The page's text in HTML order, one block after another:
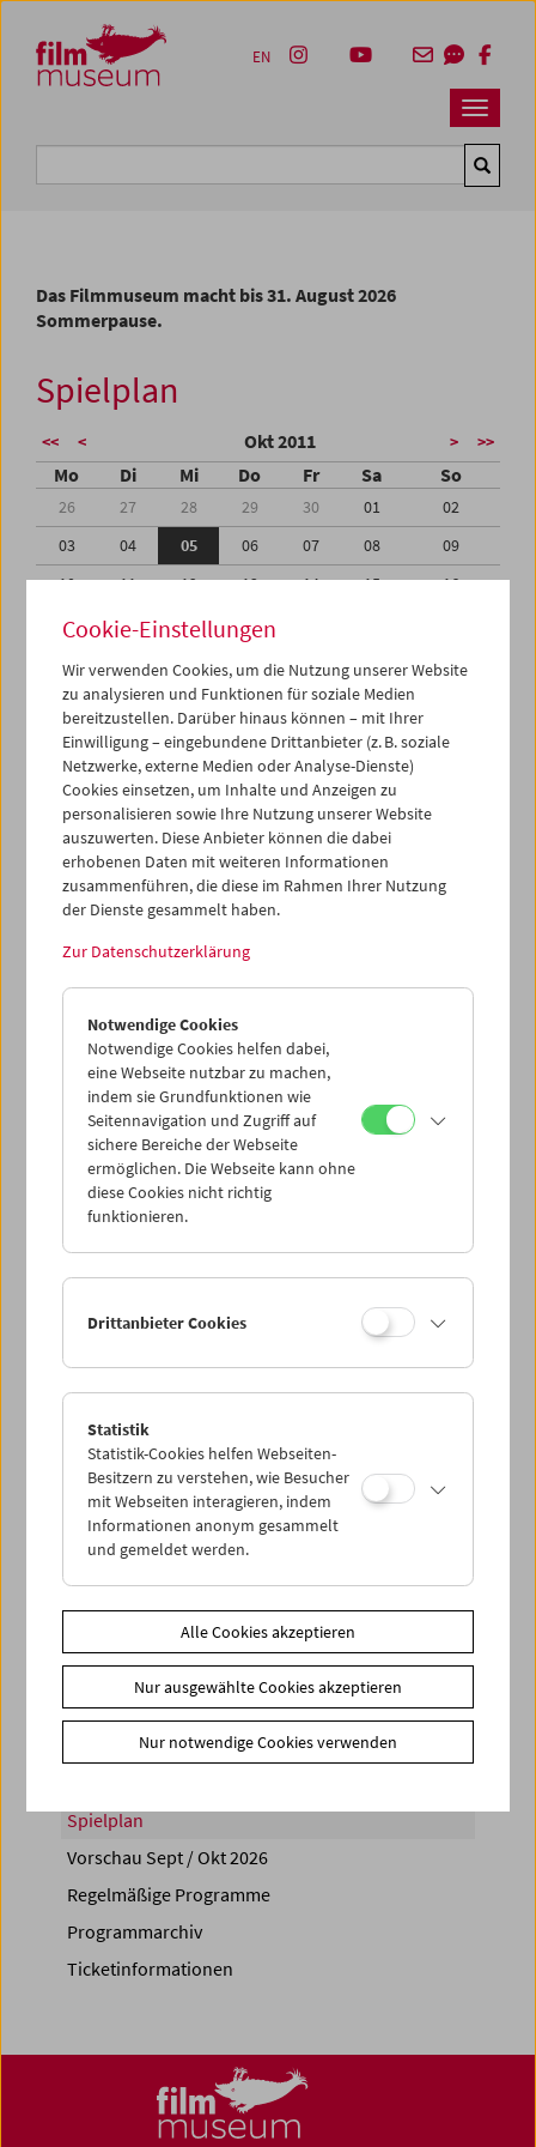
Zum Inhalt
Zum Hauptmenü
Zur Servicenavigation
Zum Suche
Navbar
EN
Das Filmmuseum macht bis 31. August 2026
Sommerpause.
Spielplan
<< < Okt 2011 > >>
Mo Di Mi Do Fr Sa So
26 27 28 29 30 01
02
03
04 05 06 07 08
09
10
11 12 13 14 15
16
17
18 19 20
24
26 28
30
31
01 02 03 04 05
iCalender
Programmheft-PDF
English language or subtitles
< Vorherige Woche
Mo 3.10.
Di 4.10.
Mi 5.10.
Do 6.10.
Sa 8.10.
PROGRAMM ÜBERBLICK
Share on
Spielplan
Vorschau Sept / Okt 2026
Regelmäßige Programme
Programmarchiv
Ticketinformationen
Cookie-Einstellungen
Wir verwenden Cookies, um die Nutzung unserer Website
zu analysieren und Funktionen für soziale Medien
bereitzustellen. Darüber hinaus können – mit Ihrer
Einwilligung – eingebundene Drittanbieter (z. B. soziale
Netzwerke, externe Medien oder Analyse-Dienste)
Cookies einsetzen, um Inhalte und Anzeigen zu
personalisieren sowie Ihre Nutzung unserer Website
auszuwerten. Diese Anbieter können die dabei
erhobenen Daten mit weiteren Informationen
zusammenführen, die diese im Rahmen Ihrer Nutzung
der Dienste gesammelt haben.
Zur Datenschutzerklärung
Notwendige Cookies
Notwendige Cookies helfen dabei,
eine Webseite nutzbar zu machen,
indem sie Grundfunktionen wie
Seitennavigation und Zugriff auf
sichere Bereiche der Webseite
ermöglichen. Die Webseite kann ohne
diese Cookies nicht richtig
funktionieren.
Drittanbieter Cookies
Statistik
Statistik-Cookies helfen Webseiten-
Besitzern zu verstehen, wie Besucher
mit Webseiten interagieren, indem
Informationen anonym gesammelt
und gemeldet werden.
Alle Cookies akzeptieren
Nur ausgewählte Cookies akzeptieren
Nur notwendige Cookies verwenden